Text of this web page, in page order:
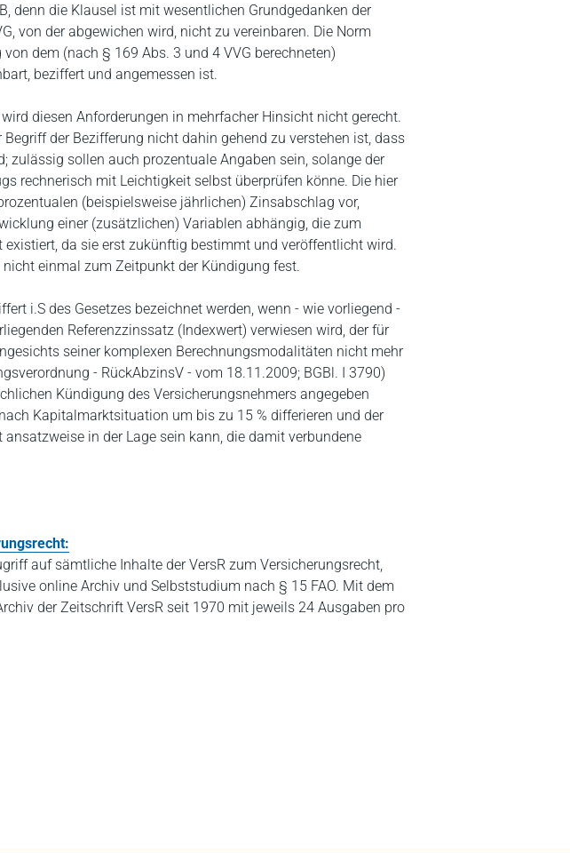
denn die Klausel ist mit wesentlichen Grundgedanken der
von der abgewichen wird, nicht zu vereinbaren. Die Norm
dem (nach § 169 Abs. 3 und 4 VVG berechneten)
beziffert und angemessen ist.
diesen Anforderungen in mehrfacher Hinsicht nicht gerecht.
der Bezifferung nicht dahin gehend zu verstehen ist, dass
zulässig sollen auch prozentuale Angaben sein, solange der
rechnerisch mit Leichtigkeit selbst überprüfen könne. Die hier
(beispielsweise jährlichen) Zinsabschlag vor,
einer (zusätzlichen) Variablen abhängig, die zum
da sie erst zukünftig bestimmt und veröffentlicht wird.
einmal zum Zeitpunkt der Kündigung fest.
i.S des Gesetzes bezeichnet werden, wenn - wie vorliegend -
Referenzzinssatz (Indexwert) verwiesen wird, der für
seiner komplexen Berechnungsmodalitäten nicht mehr
- RückAbzinsV - vom 18.11.2009; BGBl. I 3790)
Kündigung des Versicherungsnehmers angegeben
Kapitalmarktsituation um bis zu 15 % differieren und der
in der Lage sein kann, die damit verbundene
auf sämtliche Inhalte der VersR zum Versicherungsrecht,
online Archiv und Selbststudium nach § 15 FAO. Mit dem
der Zeitschrift VersR seit 1970 mit jeweils 24 Ausgaben pro